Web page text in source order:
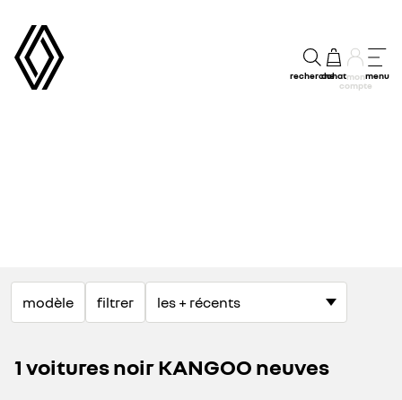
rechercheachatmon
compte
menu
modèle filtrer
1 voitures noir KANGOO neuves